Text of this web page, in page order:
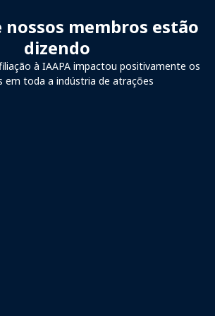
nossos membros estão
dizendo
à IAAPA impactou positivamente os
em toda a indústria de atrações